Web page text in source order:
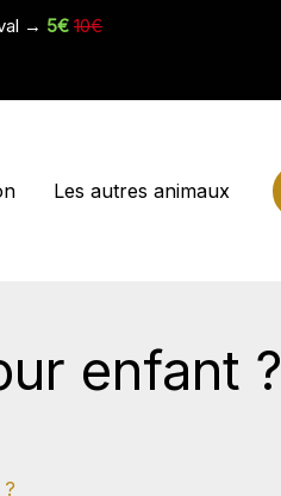
Les autres animaux
enfant ?
→ 5€ 10€